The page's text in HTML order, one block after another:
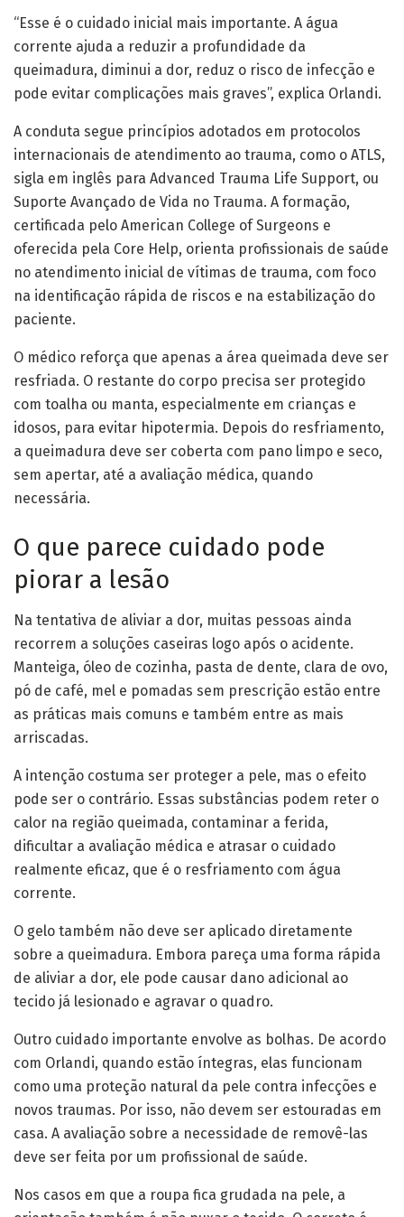
“Esse é o cuidado inicial mais importante. A água
corrente ajuda a reduzir a profundidade da
queimadura, diminui a dor, reduz o risco de infecção e
pode evitar complicações mais graves”, explica Orlandi.
A conduta segue princípios adotados em protocolos
internacionais de atendimento ao trauma, como o ATLS,
sigla em inglês para Advanced Trauma Life Support, ou
Suporte Avançado de Vida no Trauma. A formação,
certificada pelo American College of Surgeons e
oferecida pela Core Help, orienta profissionais de saúde
no atendimento inicial de vítimas de trauma, com foco
na identificação rápida de riscos e na estabilização do
paciente.
O médico reforça que apenas a área queimada deve ser
resfriada. O restante do corpo precisa ser protegido
com toalha ou manta, especialmente em crianças e
idosos, para evitar hipotermia. Depois do resfriamento,
a queimadura deve ser coberta com pano limpo e seco,
sem apertar, até a avaliação médica, quando
necessária.
O que parece cuidado pode
piorar a lesão
Na tentativa de aliviar a dor, muitas pessoas ainda
recorrem a soluções caseiras logo após o acidente.
Manteiga, óleo de cozinha, pasta de dente, clara de ovo,
pó de café, mel e pomadas sem prescrição estão entre
as práticas mais comuns e também entre as mais
arriscadas.
A intenção costuma ser proteger a pele, mas o efeito
pode ser o contrário. Essas substâncias podem reter o
calor na região queimada, contaminar a ferida,
dificultar a avaliação médica e atrasar o cuidado
realmente eficaz, que é o resfriamento com água
corrente.
O gelo também não deve ser aplicado diretamente
sobre a queimadura. Embora pareça uma forma rápida
de aliviar a dor, ele pode causar dano adicional ao
tecido já lesionado e agravar o quadro.
Outro cuidado importante envolve as bolhas. De acordo
com Orlandi, quando estão íntegras, elas funcionam
como uma proteção natural da pele contra infecções e
novos traumas. Por isso, não devem ser estouradas em
casa. A avaliação sobre a necessidade de removê-las
deve ser feita por um profissional de saúde.
Nos casos em que a roupa fica grudada na pele, a